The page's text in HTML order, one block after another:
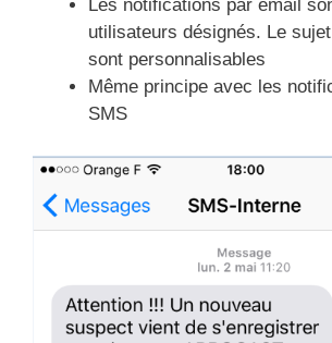
Les notifications par email
utilisateurs désignés. Le
sont personnalisables
Même principe avec les
SMS